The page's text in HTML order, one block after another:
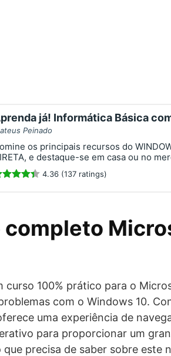
já! Informática Básica
Peinado
os principais recursos do
e destaque-se em casa ou no
4.36 (137 ratings)
curso 100% prático para o
com o Windows 10.
uma experiência de
para proporcionar um
precisa de saber sobre este